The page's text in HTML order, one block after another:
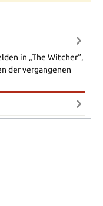
in „The Witcher“,
der vergangenen